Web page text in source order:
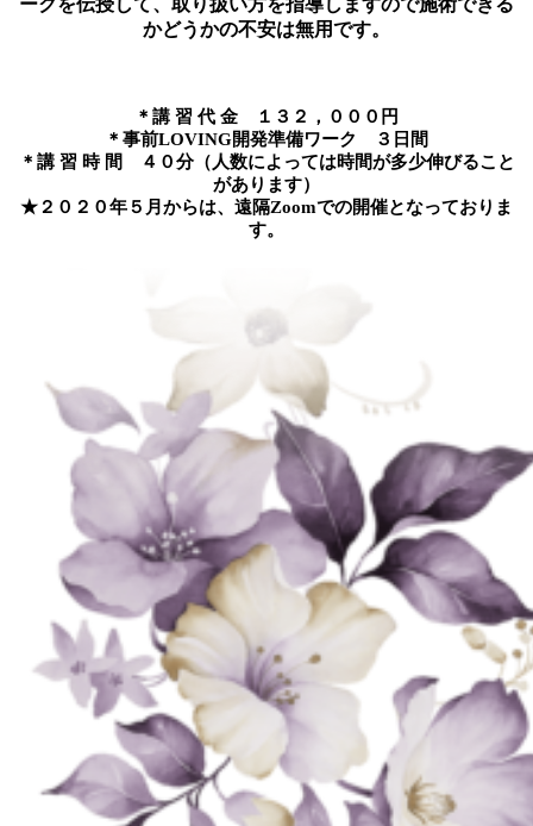
かどうかの不安は無用です。
＊講 習 代 金 １３２，０００円
＊事前LOVING開発準備ワーク ３日間
＊講 習 時 間 ４０分（人数によっては時間が多少伸びること
があります）
★２０２０年５月からは、遠隔Zoomでの開催となっておりま
す。